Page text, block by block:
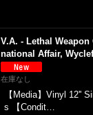
V.A. - Lethal
national Affair,
在庫なし
【Media】Vinyl 12''
s 【Condit…